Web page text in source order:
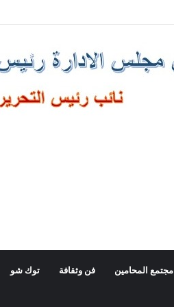
مجتمع المحامين فن وثقافة توك شو